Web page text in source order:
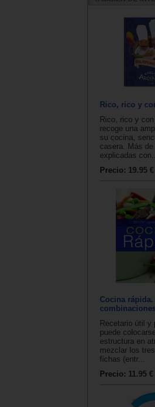
Rico, rico y
Rico, rico y
recoge una
su cocina,
casera. Más
explicadas
Precio: 19.95 €
Cocina rápida.
Recetario útil y
puede
estructura en
mezclar los
fichas (entr...
Precio: 11.95 €